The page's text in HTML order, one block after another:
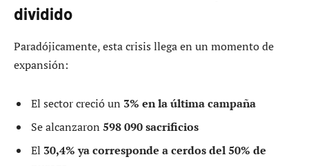
dividido
Paradójicamente, esta crisis llega en un momento de
expansión:
El sector creció un 3% en la última campaña
Se alcanzaron 598 090 sacrificios
El 30,4% ya corresponde a cerdos del 50% de